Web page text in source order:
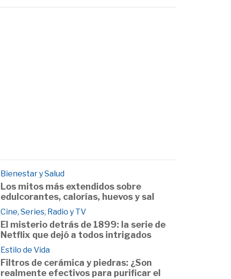
Bienestar y Salud
Los mitos más extendidos sobre
edulcorantes, calorías, huevos y sal
Cine, Series, Radio y TV
El misterio detrás de 1899: la serie de
Netflix que dejó a todos intrigados
Estilo de Vida
Filtros de cerámica y piedras: ¿Son
realmente efectivos para purificar el